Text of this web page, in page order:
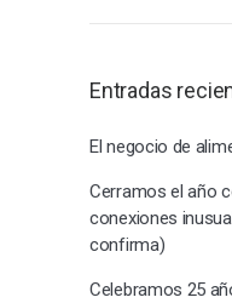
Entradas
El negocio de
Cerramos el año
conexiones
confirma)
Celebramos 25